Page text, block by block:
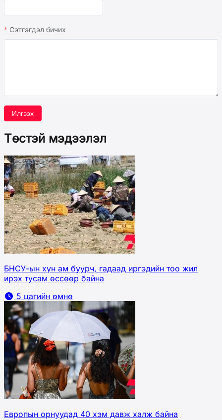
Сэтгэгдэл бичих
Илгээх
Төстэй мэдээлэл
БНСУ-ын хүн ам буурч, гадаад иргэдийн тоо жил
ирэх тусам өссөөр байна
5 цагийн өмнө
Европын орнуудад 40 хэм давж халж байна